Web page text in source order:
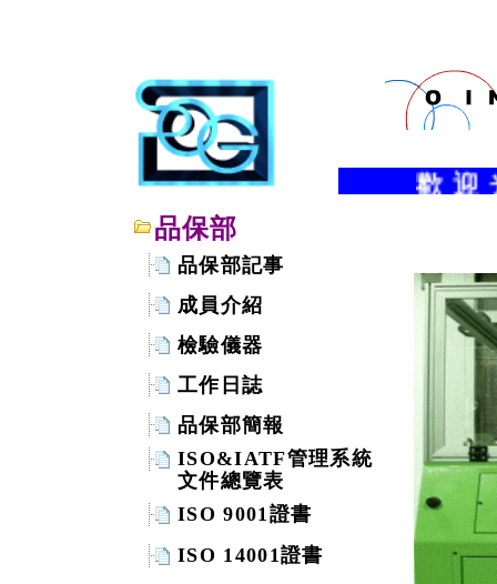
歡
品保部
品保部記事
成員介紹
檢驗儀器
工作日誌
品保部簡報
ISO&IATF管理系統
文件總覽表
ISO 9001證書
ISO 14001證書